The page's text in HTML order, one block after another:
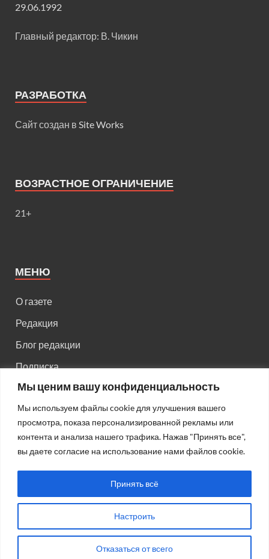
Мы ценим вашу конфиденциальность
Мы используем файлы cookie для улучшения вашего
просмотра, показа персонализированной рекламы или
контента и анализа нашего трафика. Нажав "Принять все",
вы даете согласие на использование нами файлов cookie.
Настроить
Отказаться от всего
Принять всё
29.06.1992
Главный редактор: В. Чикин
РАЗРАБОТКА
Сайт создан в Site Works
ВОЗРАСТНОЕ ОГРАНИЧЕНИЕ
21+
МЕНЮ
О газете
Редакция
Блог редакции
Подписка
Правила поведения на сайте
Реклама
Старый сайт
Старый HTML сайт
Авторсие права: © 2026Газета "Советская Россия".